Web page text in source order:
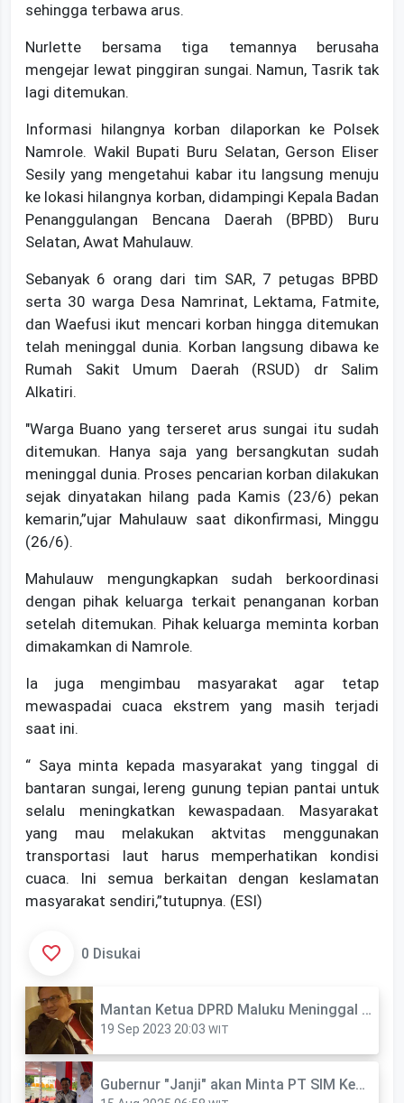
sehingga terbawa arus.
Nurlette bersama tiga temannya berusaha
mengejar lewat pinggiran sungai. Namun, Tasrik tak
lagi ditemukan.
Informasi hilangnya korban dilaporkan ke Polsek
Namrole. Wakil Bupati Buru Selatan, Gerson Eliser
Sesily yang mengetahui kabar itu langsung menuju
ke lokasi hilangnya korban, didampingi Kepala Badan
Penanggulangan Bencana Daerah (BPBD) Buru
Selatan, Awat Mahulauw.
Sebanyak 6 orang dari tim SAR, 7 petugas BPBD
serta 30 warga Desa Namrinat, Lektama, Fatmite,
dan Waefusi ikut mencari korban hingga ditemukan
telah meninggal dunia. Korban langsung dibawa ke
Rumah Sakit Umum Daerah (RSUD) dr Salim
Alkatiri.
"Warga Buano yang terseret arus sungai itu sudah
ditemukan. Hanya saja yang bersangkutan sudah
meninggal dunia. Proses pencarian korban dilakukan
sejak dinyatakan hilang pada Kamis (23/6) pekan
kemarin,”ujar Mahulauw saat dikonfirmasi, Minggu
(26/6).
Mahulauw mengungkapkan sudah berkoordinasi
dengan pihak keluarga terkait penanganan korban
setelah ditemukan. Pihak keluarga meminta korban
dimakamkan di Namrole.
Ia juga mengimbau masyarakat agar tetap
mewaspadai cuaca ekstrem yang masih terjadi
saat ini.
“ Saya minta kepada masyarakat yang tinggal di
bantaran sungai, lereng gunung tepian pantai untuk
selalu meningkatkan kewaspadaan. Masyarakat
yang mau melakukan aktvitas menggunakan
transportasi laut harus memperhatikan kondisi
cuaca. Ini semua berkaitan dengan keslamatan
masyarakat sendiri,”tutupnya. (ESI)
0 Disukai
Mantan Ketua DPRD Maluku Meninggal Dunia
19 Sep 2023 20:03 WIT
Gubernur "Janji" akan Minta PT SIM Kembalikan Lahan Sengketa Kepada Warga